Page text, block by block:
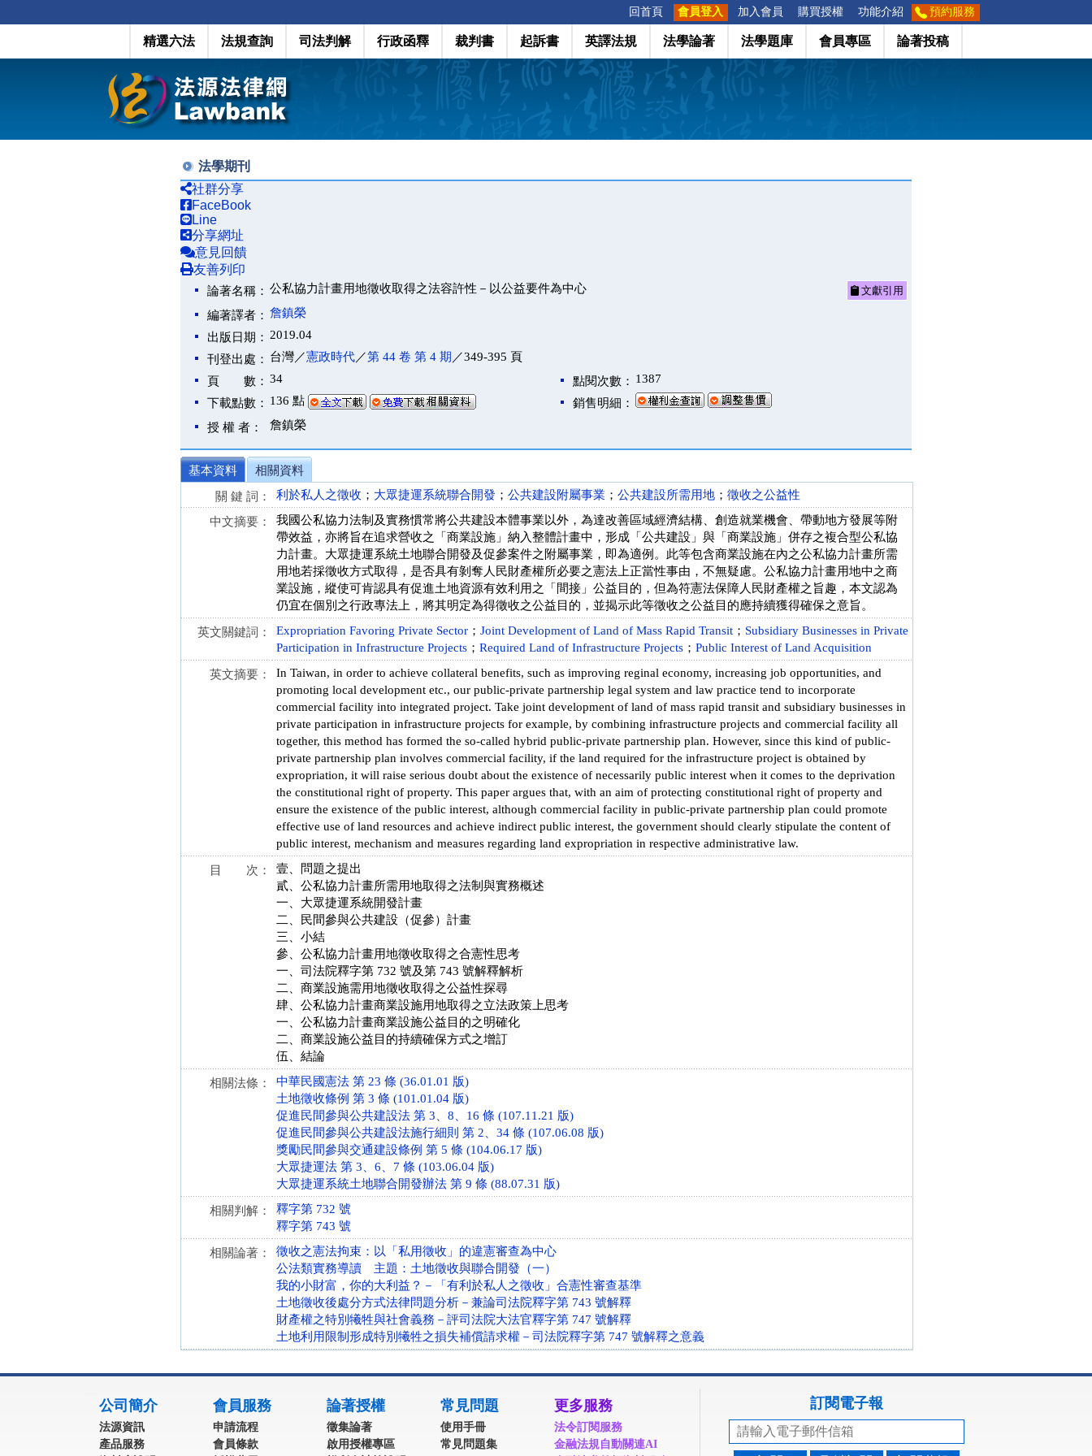
回首頁 會員登入 加入會員 購買授權 功能介紹 預約服務
精選六法 法規查詢 司法判解 行政函釋 裁判書 起訴書 英譯法規 法學論著 法學題庫 會員專區 論著投稿
法學期刊
社群分享
FaceBook
Line
分享網址
意見回饋
友善列印
論著名稱： 公私協力計畫用地徵收取得之法容許性－以公益要件為中心 文獻引用
編著譯者： 詹鎮榮
出版日期： 2019.04
刊登出處： 台灣／憲政時代／第 44 卷 第 4 期 ／349-395 頁
頁 數： 34 點閱次數： 1387
下載點數： 136 點
銷售明細：
授 權 者：
詹鎮榮
基本資料
相關資料
關 鍵 詞：
利於私人之徵收 ； 大眾捷運系統聯合開發 ； 公共建設附屬事業 ； 公共建設所需用地 ； 徵收之公益性
中文摘要：
我國公私協力法制及實務慣常將公共建設本體事業以外，為達改善區域經濟結構、創造就業機會、帶動地方發展等附
帶效益，亦將旨在追求營收之「商業設施」納入整體計畫中，形成「公共建設」與「商業設施」併存之複合型公私協
力計畫。大眾捷運系統土地聯合開發及促參案件之附屬事業，即為適例。此等包含商業設施在內之公私協力計畫所需
用地若採徵收方式取得，是否具有剝奪人民財產權所必要之憲法上正當性事由，不無疑慮。公私協力計畫用地中之商
業設施，縱使可肯認具有促進土地資源有效利用之「間接」公益目的，但為符憲法保障人民財產權之旨趣，本文認為
仍宜在個別之行政專法上，將其明定為得徵收之公益目的，並揭示此等徵收之公益目的應持續獲得確保之意旨。
英文關鍵詞： Expropriation Favoring Private Sector ； Joint Development of Land of Mass Rapid Transit ； Subsidiary Businesses in Private
Participation in Infrastructure Projects ； Required Land of Infrastructure Projects ； Public Interest of Land Acquisition
英文摘要：
In Taiwan, in order to achieve collateral benefits, such as improving reginal economy, increasing job opportunities, and
promoting local development etc., our public-private partnership legal system and law practice tend to incorporate
commercial facility into integrated project. Take joint development of land of mass rapid transit and subsidiary businesses in
private participation in infrastructure projects for example, by combining infrastructure projects and commercial facility all
together, this method has formed the so-called hybrid public-private partnership plan. However, since this kind of public-
private partnership plan involves commercial facility, if the land required for the infrastructure project is obtained by
expropriation, it will raise serious doubt about the existence of necessarily public interest when it comes to the deprivation
the constitutional right of property. This paper argues that, with an aim of protecting constitutional right of property and
ensure the existence of the public interest, although commercial facility in public-private partnership plan could promote
effective use of land resources and achieve indirect public interest, the government should clearly stipulate the content of
public interest, mechanism and measures regarding land expropriation in respective administrative law.
目 次：
壹、問題之提出
貳、公私協力計畫所需用地取得之法制與實務概述
一、大眾捷運系統開發計畫
二、民間參與公共建設（促參）計畫
三、小結
參、公私協力計畫用地徵收取得之合憲性思考
一、司法院釋字第 732 號及第 743 號解釋解析
二、商業設施需用地徵收取得之公益性探尋
肆、公私協力計畫商業設施用地取得之立法政策上思考
一、公私協力計畫商業設施公益目的之明確化
二、商業設施公益目的持續確保方式之增訂
伍、結論
相關法條：
中華民國憲法 第 23 條 (36.01.01 版)
土地徵收條例 第 3 條 (101.01.04 版)
促進民間參與公共建設法 第 3、8、16 條 (107.11.21 版)
促進民間參與公共建設法施行細則 第 2、34 條 (107.06.08 版)
獎勵民間參與交通建設條例 第 5 條 (104.06.17 版)
大眾捷運法 第 3、6、7 條 (103.06.04 版)
大眾捷運系統土地聯合開發辦法 第 9 條 (88.07.31 版)
相關判解：
釋字第 732 號
釋字第 743 號
相關論著：
徵收之憲法拘束：以「私用徵收」的違憲審查為中心
公法類實務導讀 主題：土地徵收與聯合開發（一）
我的小財富，你的大利益？－「有利於私人之徵收」合憲性審查基準
土地徵收後處分方式法律問題分析－兼論司法院釋字第 743 號解釋
財產權之特別犧牲與社會義務－評司法院大法官釋字第 747 號解釋
土地利用限制形成特別犧牲之損失補償請求權－司法院釋字第 747 號解釋之意義
公司簡介
法源資訊
產品服務
會員服務
申請流程
會員條款
論著授權
徵集論著
啟用授權專區
常見問題
使用手冊
常見問題集
更多服務
法令訂閱服務
金融法規自動關連AI
訂閱電子報